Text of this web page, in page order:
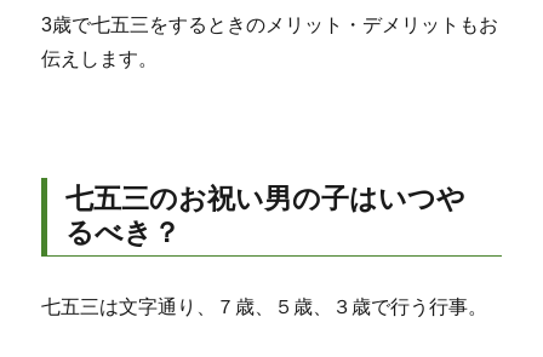
3歳で七五三をするときのメリット・デメリットもお
伝えします。
七五三のお祝い男の子はいつや
るべき？
七五三は文字通り、７歳、５歳、３歳で行う行事。